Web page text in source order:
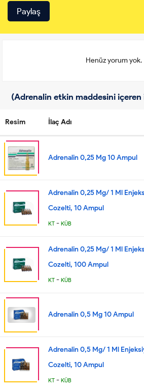
Henüz yorum yok.
(Adrenalin etkin maddesini içeren
Resim İlaç Adı
Adrenalin 0,25 Mg 10 Ampul
Adrenalin 0,25 Mg/ 1 Ml
Cozelti, 10 Ampul
KT - KÜB
Adrenalin 0,25 Mg/ 1 Ml
Cozelti, 100 Ampul
KT - KÜB
Adrenalin 0,5 Mg 10 Ampul
Adrenalin 0,5 Mg/ 1 Ml
Cozelti, 10 Ampul
KT - KÜB